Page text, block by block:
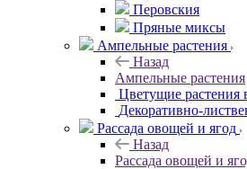
Перовския
Пряные миксы
Ампельные растения
Назад
Ампельные растения
Цветущие растения
Декоративно-
Рассада овощей и ягод
Назад
Рассада овощей и